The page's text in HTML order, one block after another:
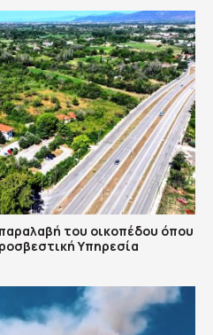
του οικοπέδου όπου
Υπηρεσία